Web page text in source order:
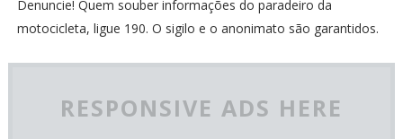
Denuncie! Quem souber informações do paradeiro da
motocicleta, ligue 190. O sigilo e o anonimato são garantidos.
RESPONSIVE ADS HERE